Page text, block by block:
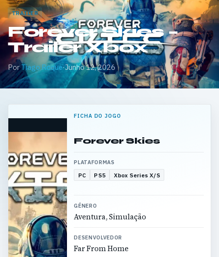
TRAILER
Forever Skies –
Trailer Xbox
PorTiago Roque·Junho 12, 2026
FICHA DO JOGO
Forever Skies
PLATAFORMAS
PC PS5 Xbox Series X/S
GÉNERO
Aventura, Simulação
DESENVOLVEDOR
Far From Home